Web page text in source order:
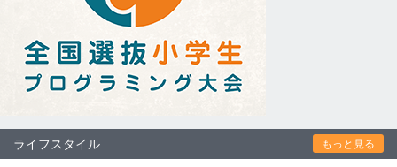
ライフスタイル もっと見る